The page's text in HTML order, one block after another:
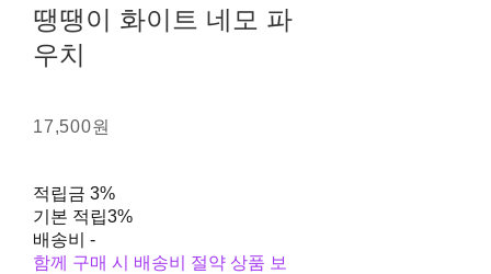
땡땡이 화이트 네모 파
우치
17,500원
적립금 3%
기본 적립3%
배송비 -
함께 구매 시 배송비 절약 상품 보